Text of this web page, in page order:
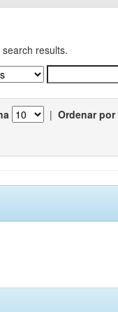
results.
| Ordenar por